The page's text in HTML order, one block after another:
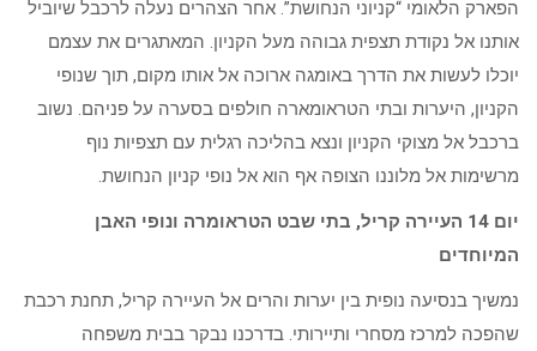
הפארק הלאומי “קניוני הנחושת”. אחר הצהרים נעלה לרכבל שיוביל
אותנו אל נקודת תצפית גבוהה מעל הקניון. המאתגרים את עצמם
יוכלו לעשות את הדרך באומגה ארוכה אל אותו מקום, תוך שנופי
הקניון, היערות ובתי הטראומארה חולפים בסערה על פניהם. נשוב
ברכבל אל מצוקי הקניון ונצא בהליכה רגלית עם תצפיות נוף
מרשימות אל מלוננו הצופה אף הוא אל נופי קניון הנחושת.
יום 14 העיירה קריל, בתי שבט הטראומרה ונופי האבן
המיוחדים
נמשיך בנסיעה נופית בין יערות והרים אל העיירה קריל, תחנת רכבת
שהפכה למרכז מסחרי ותיירותי. בדרכנו נבקר בבית משפחה